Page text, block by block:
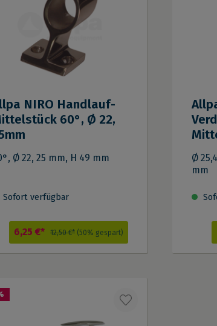
NIRO Handlauf-
60°, Ø 22,
Ø 22, 25 mm, H 49 mm
Sofort verfügbar
6,25 €* 12,50 €* (50% gespart)
Ø
mm